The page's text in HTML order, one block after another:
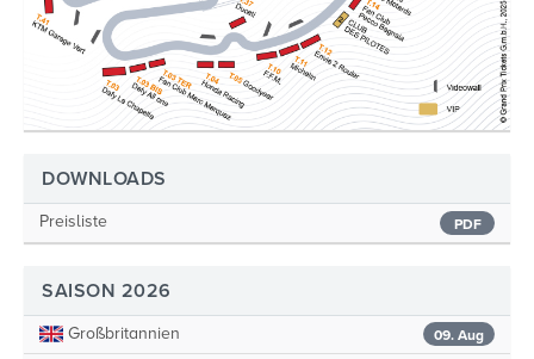
DOWNLOADS
Preisliste PDF
SAISON 2026
09. Aug
Großbritannien